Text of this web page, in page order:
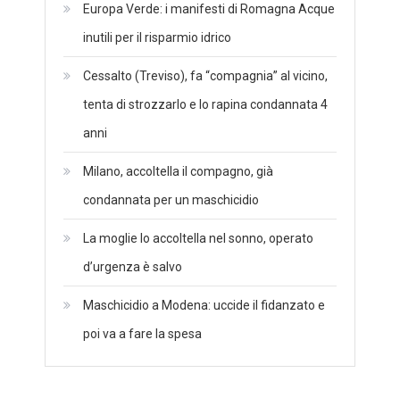
Europa Verde: i manifesti di Romagna Acque
inutili per il risparmio idrico
Cessalto (Treviso), fa “compagnia” al vicino,
tenta di strozzarlo e lo rapina condannata 4
anni
Milano, accoltella il compagno, già
condannata per un maschicidio
La moglie lo accoltella nel sonno, operato
d’urgenza è salvo
Maschicidio a Modena: uccide il fidanzato e
poi va a fare la spesa